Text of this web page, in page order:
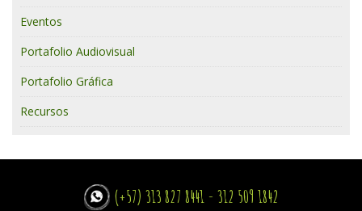
Eventos
Portafolio Audiovisual
Portafolio Gráfica
Recursos
(+57) 313 827 8441 - 312 509 1842